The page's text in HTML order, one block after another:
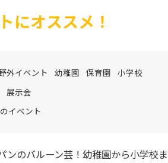
にオススメ！
外イベント 幼稚園 保育園 小学校
展示会
イベント
ンのバルーン芸！幼稚園から小学校ま